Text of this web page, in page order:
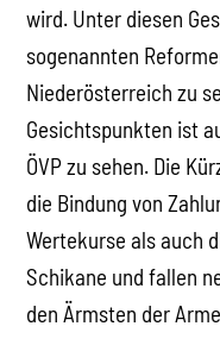
wird. Unter diesen
sogenannten
Niederösterreich zu
Gesichtspunkten ist
ÖVP zu sehen. Die
die Bindung von
Wertekurse als auch
Schikane und fallen
den Ärmsten der